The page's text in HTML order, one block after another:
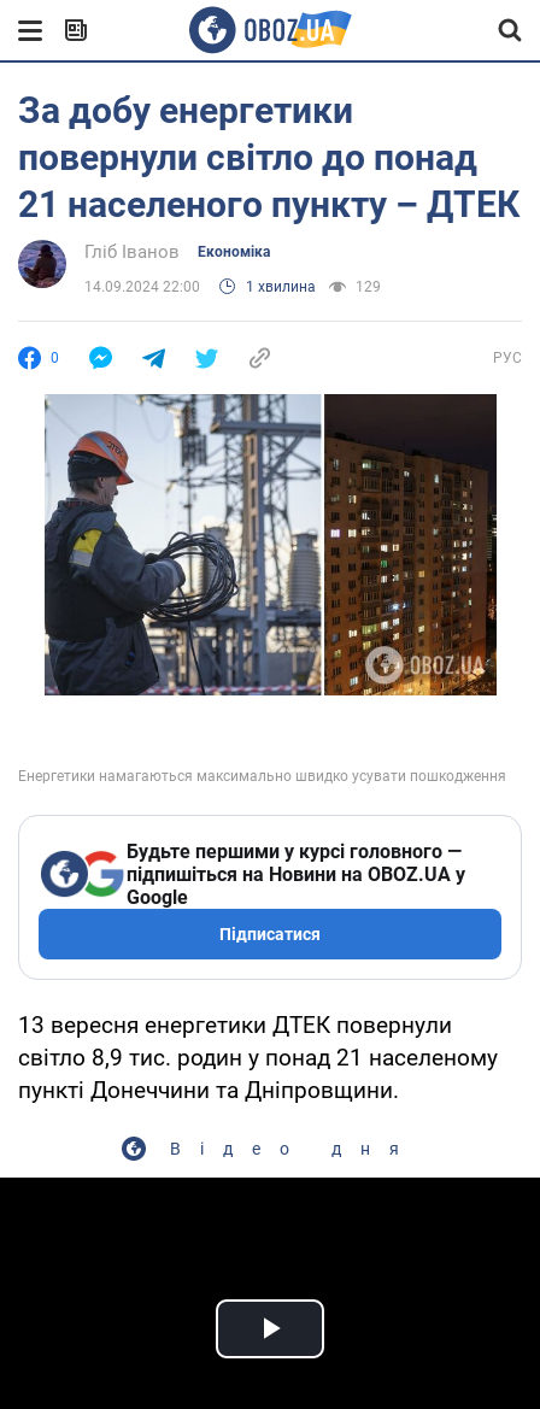
За добу енергетики
повернули світло до понад
21 населеного пункту – ДТЕК
Гліб Іванов Економіка
14.09.2024 22:00 1 хвилина 129
0 РУС
Будьте першими у курсі головного —
підпишіться на Новини на OBOZ.UA у
Google
Підписатися
13 вересня енергетики ДТЕК повернули
світло 8,9 тис. родин у понад 21 населеному
пункті Донеччини та Дніпровщини.
Відео дня
Play Video